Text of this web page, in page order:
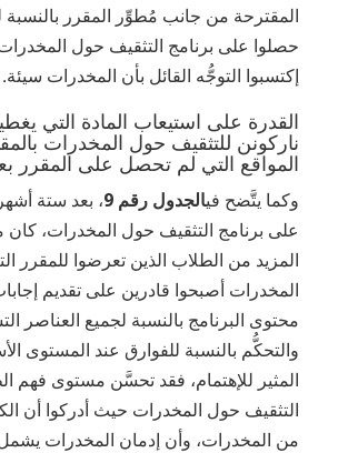
المقترحة من جانب مُطوِّر المقرر بالنسبة
حصلوا على برنامج التثقيف حول
إكتسبوا التوجُّه القائل بأن المخدرات سيئة.
القدرة على استيعاب المادة التي
ناركونن للتثقيف حول المخدرات
المواقع التي لم تحصل على المقرر
وكما يتَّضح فيالجدول رقم 9
، بعد ستة
على برنامج التثقيف حول المخدرات،
المزيد من الطلاب الذين تعرضوا للمقرر
المخدرات أصبحوا قادرين على تقديم
محتوى البرنامج بالنسبة لجميع العناصر
والتحكُّم بالنسبة للفوارق عند المستوى
المثير للإهتمام، فقد تحسَّن مستوى فهم
التثقيف حول المخدرات حيث أدركوا أن
من المخدرات، وأن إدمان المخدرات يشمل